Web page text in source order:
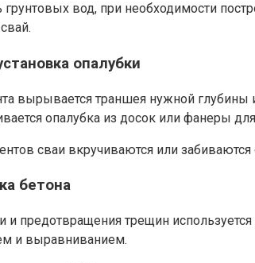
вод, при необходимости
опалубки
вырывается траншея нужной
опалубка из досок или фанеры
сваи вкручиваются или
бетона
предотвращения трещин
и выравниванием.